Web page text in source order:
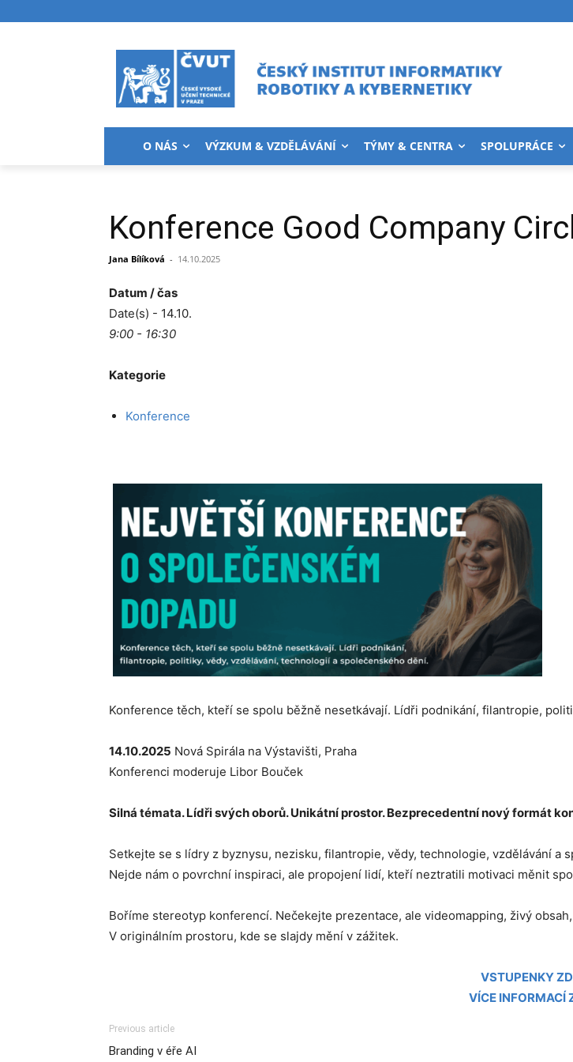
O NÁS VÝZKUM & VZDĚLÁVÁNÍ TÝMY & CENTRA SPOLUPRÁCE
Konference Good Company
Jana Bílíková - 14.10.2025
Datum / čas
Date(s) - 14.10.
9:00 - 16:30
Kategorie
Konference
Konference těch, kteří se spolu běžně nesetkávají. Lídři podnikání, filantropie,
14.10.2025 Nová Spirála na Výstavišti, Praha
Konferenci moderuje Libor Bouček
Silná témata. Lídři svých oborů. Unikátní prostor. Bezprecedentní nový formát
Setkejte se s lídry z byznysu, nezisku, filantropie, vědy, technologie, vzdělávání a
Nejde nám o povrchní inspiraci, ale propojení lidí, kteří neztratili motivaci měnit
Boříme stereotyp konferencí. Nečekejte prezentace, ale videomapping, živý
V originálním prostoru, kde se slajdy mění v zážitek.
VSTUPENKY
VÍCE INFORMACÍ
Previous article
Branding v éře AI